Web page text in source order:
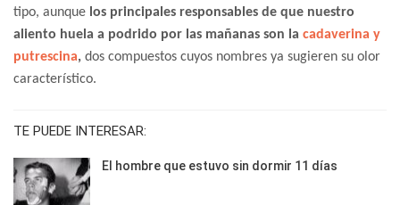
tipo, aunque los principales responsables de que nuestro
aliento huela a podrido por las mañanas son la cadaverina y
putrescina, dos compuestos cuyos nombres ya sugieren su olor
característico.
TE PUEDE INTERESAR:
El hombre que estuvo sin dormir 11 días